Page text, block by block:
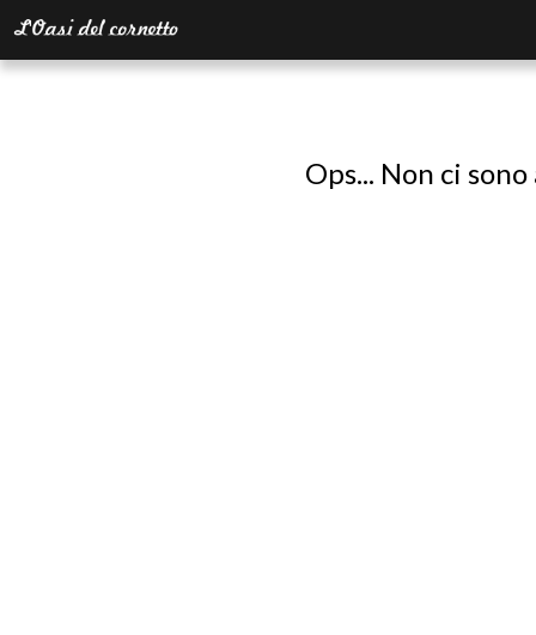
Ops... Non ci